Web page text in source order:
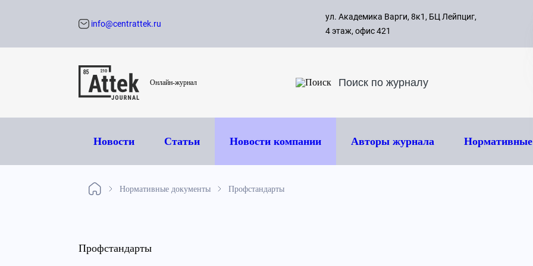
с 09:00
8 495
info@centrattek.ru
ул. Академика Варги, 8к1, БЦ Лейпциг,
4 этаж, офис 421
Онлайн-журнал
Новости Статьи Новости компании Авторы журнала
Нормативные документы Профстандарты
Профстандарты